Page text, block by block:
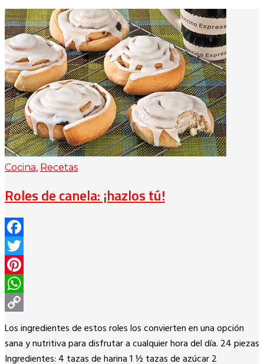
Cocina, Recetas
Roles de canela: ¡hazlos tú!
Facebook
Twitter
Pinterest
WhatsApp
Copy
Link
Los ingredientes de estos roles los convierten en una opción
sana y nutritiva para disfrutar a cualquier hora del día. 24 piezas
Ingredientes: 4 tazas de harina 1 ½ tazas de azúcar 2